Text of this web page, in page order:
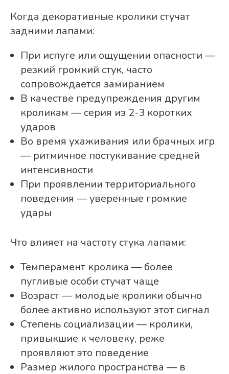
Когда декоративные кролики стучат
задними лапами:
При испуге или ощущении опасности —
резкий громкий стук, часто
сопровождается замиранием
В качестве предупреждения другим
кроликам — серия из 2-3 коротких
ударов
Во время ухаживания или брачных игр
— ритмичное постукивание средней
интенсивности
При проявлении территориального
поведения — уверенные громкие
удары
Что влияет на частоту стука лапами:
Темперамент кролика — более
пугливые особи стучат чаще
Возраст — молодые кролики обычно
более активно используют этот сигнал
Степень социализации — кролики,
привыкшие к человеку, реже
проявляют это поведение
Размер жилого пространства — в